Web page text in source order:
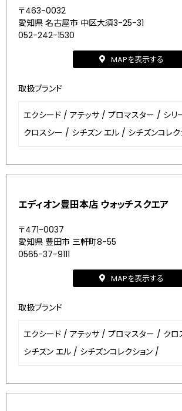
〒463-0032
愛知県 名古屋市 中区大須3-25-31
052-242-1530
MAPを表示する
取扱ブランド
エクシード / アテッサ / プロマスター / シリ
クロスシー / シチズン エル / シチズンコレク
エディオン豊田本店 ウォッチスクエア
〒471-0037
愛知県 豊田市 三軒町8-55
0565-37-9111
MAPを表示する
取扱ブランド
エクシード / アテッサ / プロマスター / クロ
シチズン エル / シチズンコレクション /